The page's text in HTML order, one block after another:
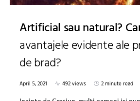
Artificial sau natural?
avantajele evidente ale
de brad?
April 5, 2021 492 views
2 minute read